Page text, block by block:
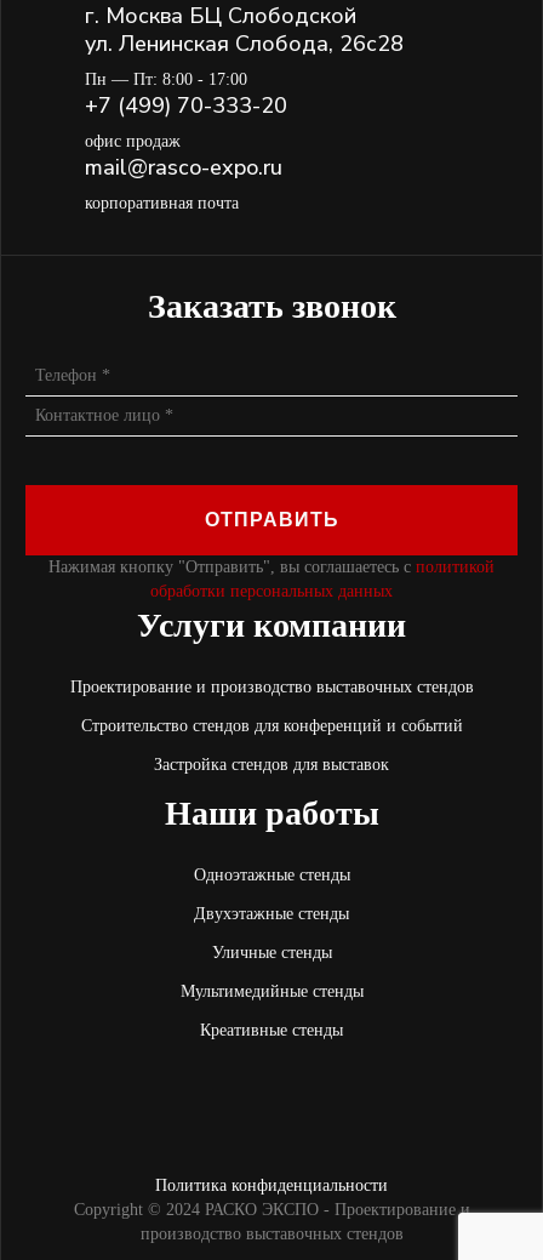
г. Москва БЦ Слободской
ул. Ленинская Слобода, 26с28
Пн — Пт: 8:00 - 17:00
+7 (499) 70-333-20
офис продаж
mail@rasco-expo.ru
корпоративная почта
Услуги компании
Проектирование и производство выставочных стендов
Строительство стендов для конференций и событий
Застройка стендов для выставок
Наши работы
Одноэтажные стенды
Двухэтажные стенды
Уличные стенды
Мультимедийные стенды
Креативные стенды
Заказать звонок
ОТПРАВИТЬ
Нажимая кнопку "Отправить", вы соглашаетесь с политикой
обработки персональных данных
Copyright © 2024 РАСКО ЭКСПО - Проектирование и
производство выставочных стендов
Политика конфиденциальности